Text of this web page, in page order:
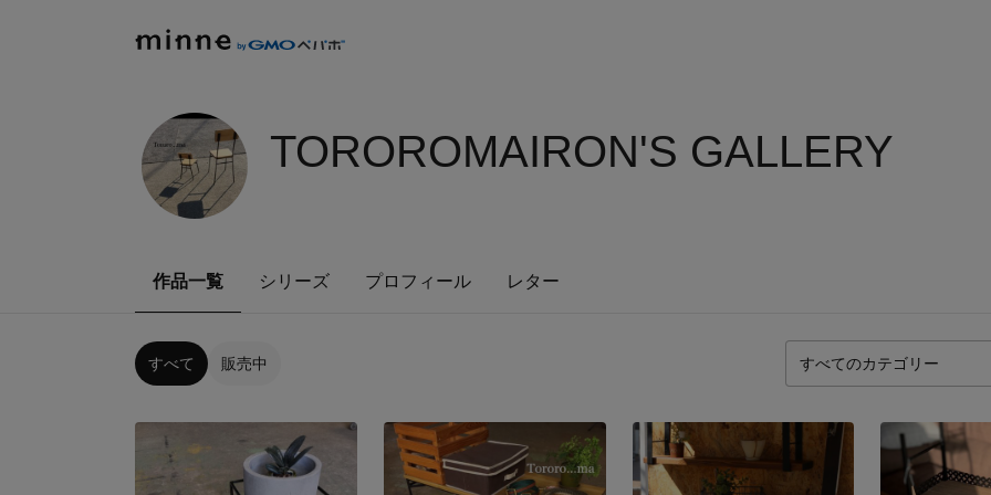
TOROROMAIRON'S GALLERY
作品一覧 シリーズ プロフィール レター
すべて 販売中